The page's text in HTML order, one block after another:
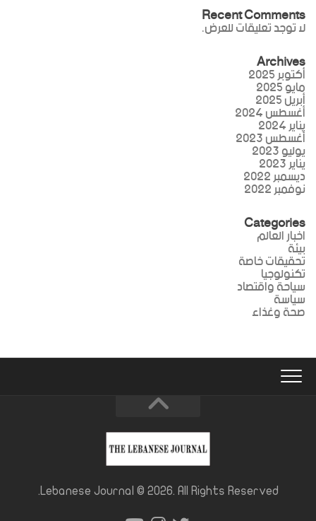
Recent Comments
لا توجد تعليقات للعرض.
Archives
أكتوبر 2025
مايو 2025
أبريل 2025
أغسطس 2024
يناير 2024
أغسطس 2023
يوليو 2023
يناير 2023
ديسمبر 2022
نوفمبر 2022
Categories
اخبار العالم
بيئة
تحقيقات خاصة
تكنولوجيا
سياحة واقتصاد
سياسة
صحة وغذاء
Lebanese Journal © 2026. All Rights Reserved.